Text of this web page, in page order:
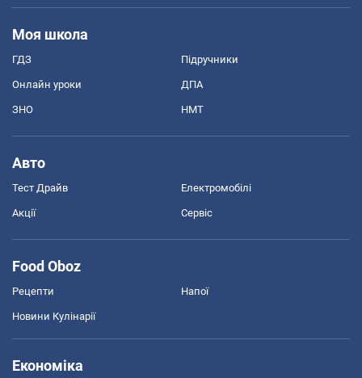
Моя школа
ГДЗ Підручники
Онлайн уроки ДПА
ЗНО НМТ
Авто
Тест Драйв Електромобілі
Акції Сервіс
Food Oboz
Рецепти Напої
Новини Кулінарії
Економіка